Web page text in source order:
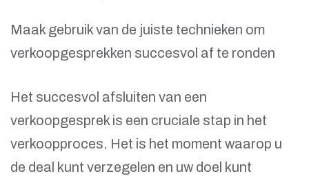
Maak gebruik van de juiste technieken om
verkoopgesprekken succesvol af te ronden
Het succesvol afsluiten van een
verkoopgesprek is een cruciale stap in het
verkoopproces. Het is het moment waarop u
de deal kunt verzegelen en uw doel kunt